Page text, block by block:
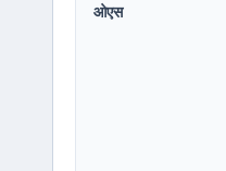
ओएस